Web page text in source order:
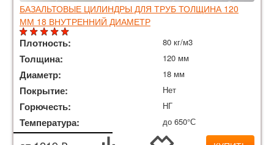
БАЗАЛЬТОВЫЕ ЦИЛИНДРЫ ДЛЯ ТРУБ ТОЛЩИНА 120
ММ 18 ВНУТРЕННИЙ ДИАМЕТР
Плотность: 80 кг/м3
Толщина: 120 мм
Диаметр: 18 мм
Покрытие: Нет
Горючесть: НГ
Температура: до 650°С